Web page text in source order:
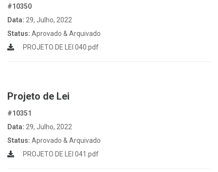
#10350
Data: 29, Julho, 2022
Status: Aprovado & Arquivado
PROJETO DE LEI 040.pdf
Projeto de Lei
#10351
Data: 29, Julho, 2022
Status: Aprovado & Arquivado
PROJETO DE LEI 041.pdf